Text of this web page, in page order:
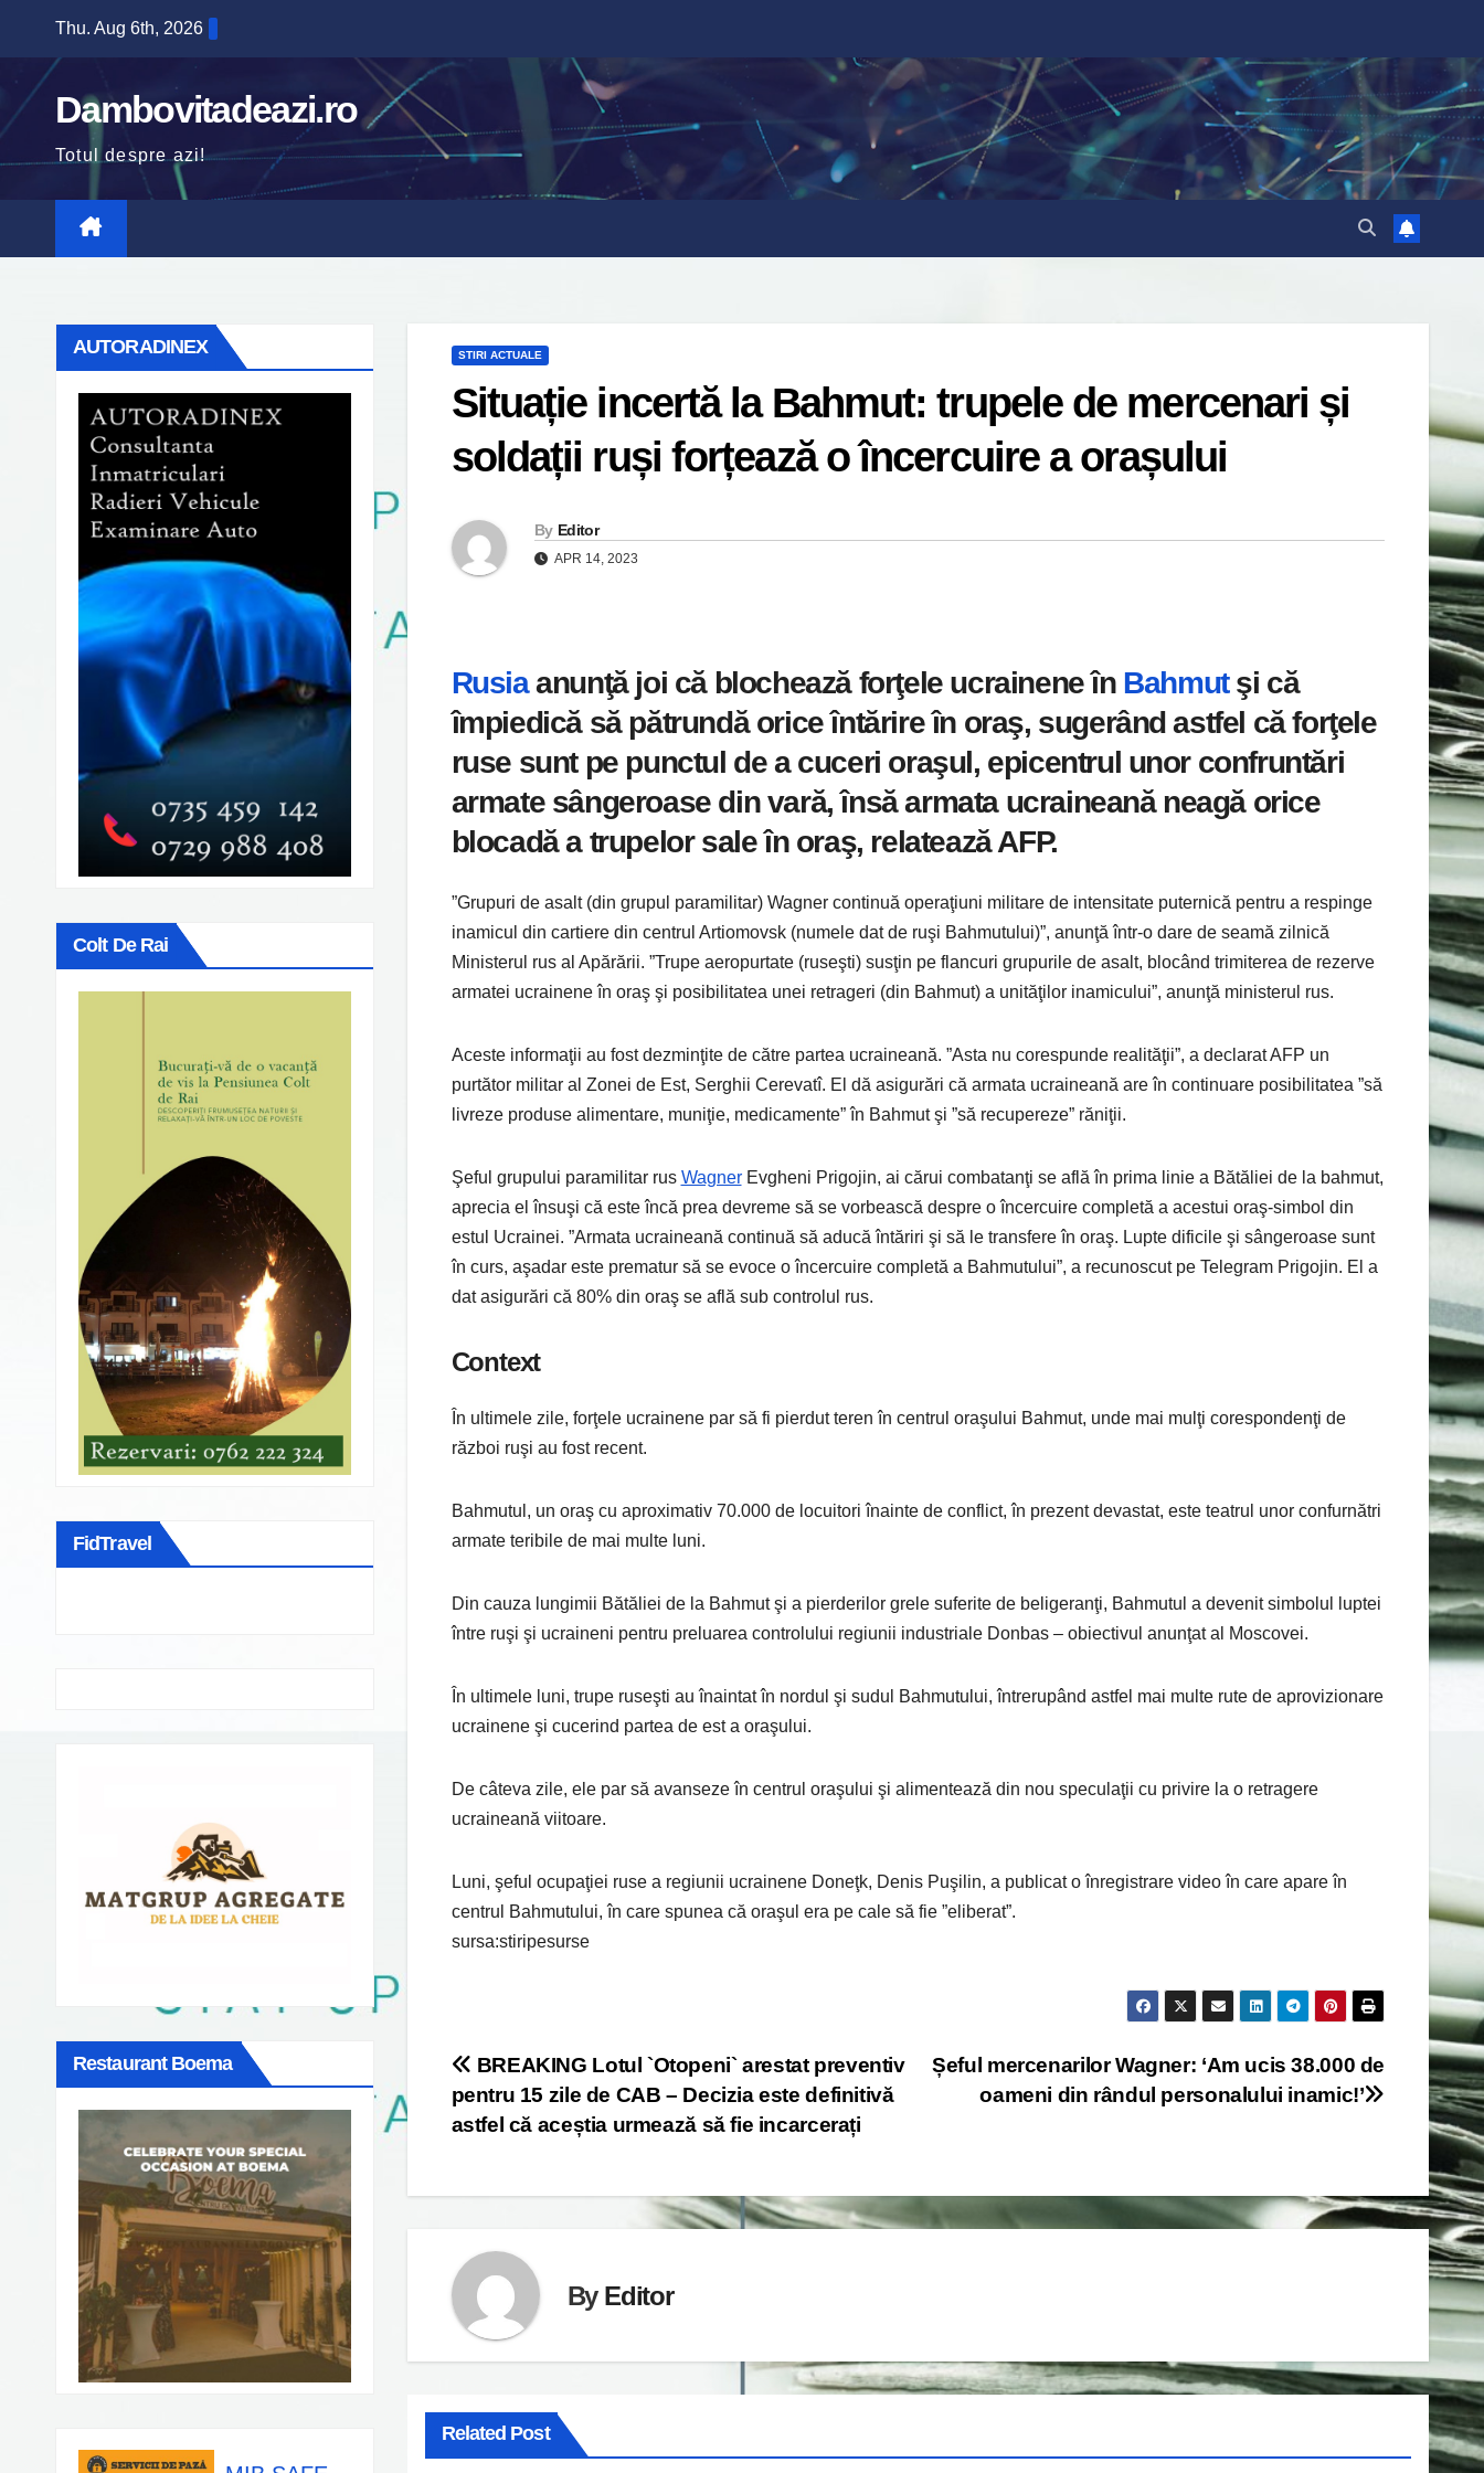
content
Thu. Aug 6th, 2026
Dambovitadeazi.ro
Totul despre azi!
AUTORADINEX
Colt De Rai
FidTravel
Restaurant Boema
STIRI ACTUALE
Situație incertă la Bahmut: trupele de mercenari și
soldații ruși forțează o încercuire a orașului
By Editor
APR 14, 2023
Rusiaanunţă joi că blochează forţele ucrainene în Bahmutşi că
împiedică să pătrundă orice întărire în oraş, sugerând astfel că forţele
ruse sunt pe punctul de a cuceri oraşul, epicentrul unor confruntări
armate sângeroase din vară, însă armata ucraineană neagă orice
blocadă a trupelor sale în oraş, relatează AFP.
”Grupuri de asalt (din grupul paramilitar) Wagner continuă operaţiuni militare de intensitate puternică pentru a respinge
inamicul din cartiere din centrul Artiomovsk (numele dat de ruşi Bahmutului)”, anunţă într-o dare de seamă zilnică
Ministerul rus al Apărării. ”Trupe aeropurtate (ruseşti) susţin pe flancuri grupurile de asalt, blocând trimiterea de rezerve
armatei ucrainene în oraş şi posibilitatea unei retrageri (din Bahmut) a unităţilor inamicului”, anunţă ministerul rus.
Aceste informaţii au fost dezminţite de către partea ucraineană. ”Asta nu corespunde realităţii”, a declarat AFP un
purtător militar al Zonei de Est, Serghii Cerevatî. El dă asigurări că armata ucraineană are în continuare posibilitatea ”să
livreze produse alimentare, muniţie, medicamente” în Bahmut şi ”să recupereze” răniţii.
Şeful grupului paramilitar rus WagnerEvgheni Prigojin, ai cărui combatanţi se află în prima linie a Bătăliei de la bahmut,
aprecia el însuşi că este încă prea devreme să se vorbească despre o încercuire completă a acestui oraş-simbol din
estul Ucrainei. ”Armata ucraineană continuă să aducă întăriri şi să le transfere în oraş. Lupte dificile şi sângeroase sunt
în curs, aşadar este prematur să se evoce o încercuire completă a Bahmutului”, a recunoscut pe Telegram Prigojin. El a
dat asigurări că 80% din oraş se află sub controlul rus.
Context
În ultimele zile, forţele ucrainene par să fi pierdut teren în centrul oraşului Bahmut, unde mai mulţi corespondenţi de
război ruşi au fost recent.
Bahmutul, un oraş cu aproximativ 70.000 de locuitori înainte de conflict, în prezent devastat, este teatrul unor confurnătri
armate teribile de mai multe luni.
Din cauza lungimii Bătăliei de la Bahmut şi a pierderilor grele suferite de beligeranţi, Bahmutul a devenit simbolul luptei
între ruşi şi ucraineni pentru preluarea controlului regiunii industriale Donbas – obiectivul anunţat al Moscovei.
În ultimele luni, trupe ruseşti au înaintat în nordul şi sudul Bahmutului, întrerupând astfel mai multe rute de aprovizionare
ucrainene şi cucerind partea de est a oraşului.
De câteva zile, ele par să avanseze în centrul oraşului şi alimentează din nou speculaţii cu privire la o retragere
ucraineană viitoare.
Luni, şeful ocupaţiei ruse a regiunii ucrainene Doneţk, Denis Puşilin, a publicat o înregistrare video în care apare în
centrul Bahmutului, în care spunea că oraşul era pe cale să fie ”eliberat”.
sursa:stiripesurse
Post
navigation
Șeful mercenarilor Wagner: ‘Am ucis 38.000 de
oameni din rândul personalului inamic!’
BREAKING Lotul `Otopeni` arestat preventiv
pentru 15 zile de CAB – Decizia este definitivă
astfel că aceștia urmează să fie incarcerați
By Editor
Related Post